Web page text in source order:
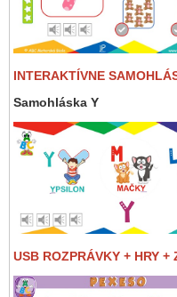
INTERAKTÍVNE
Samohláska Y
USB ROZPRÁVKY + HRY +